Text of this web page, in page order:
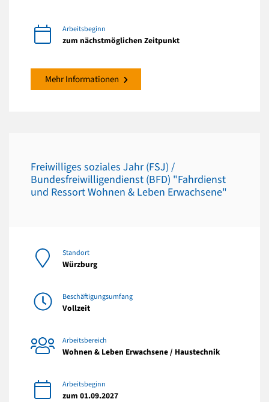
Arbeitsbeginn
zum nächstmöglichen Zeitpunkt
Mehr Informationen
Freiwilliges soziales Jahr (FSJ) /
Bundesfreiwilligendienst (BFD) "Fahrdienst
und Ressort Wohnen & Leben Erwachsene"
Standort
Würzburg
Beschäftigungsumfang
Vollzeit
Arbeitsbereich
Wohnen & Leben Erwachsene / Haustechnik
Arbeitsbeginn
zum 01.09.2027